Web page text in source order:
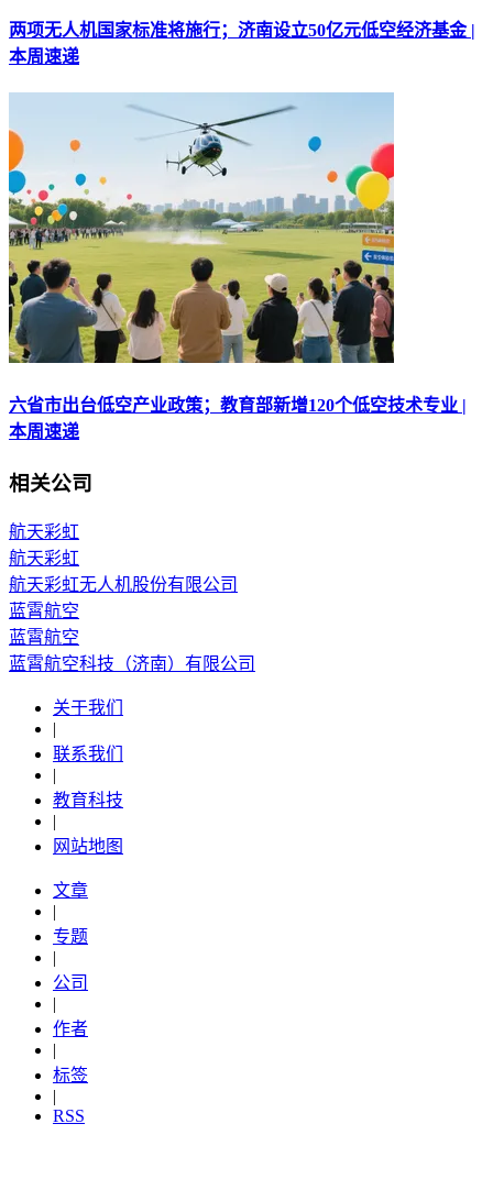
两项无人机国家标准将施行；济南设立50亿元低空经济基金 |
本周速递
六省市出台低空产业政策；教育部新增120个低空技术专业 |
本周速递
相关公司
航天彩虹
航天彩虹
航天彩虹无人机股份有限公司
蓝霄航空
蓝霄航空
蓝霄航空科技（济南）有限公司
关于我们
|
联系我们
|
教育科技
|
网站地图
文章
|
专题
|
公司
|
作者
|
标签
|
RSS